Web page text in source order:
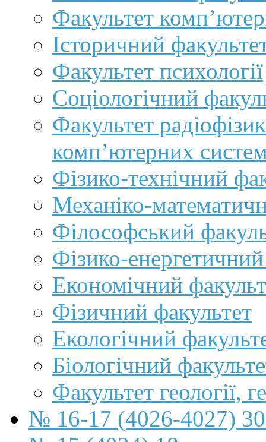
Факультет
Історичний
Факультет психології
Соціологічний
Факультет
комп’ютерних
Фізико-технічний
Механіко-
Філософський
Фізико-
Економічний
Фізичний факультет
Екологічний
Біологічний
Факультет геології,
№ 16-17 (4026-4027) 30